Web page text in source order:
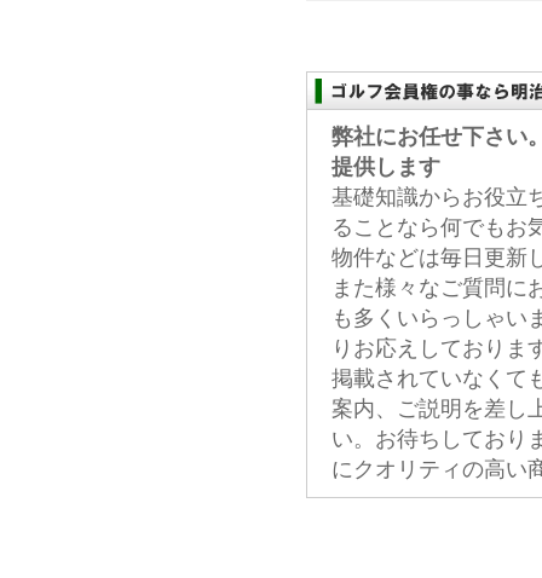
弊社にお任せ下さい
提供します
基礎知識からお役立
ることなら何でもお
物件などは毎日更新
また様々なご質問に
も多くいらっしゃい
りお応えしておりま
掲載されていなくて
案内、ご説明を差し
い。お待ちしており
にクオリティの高い